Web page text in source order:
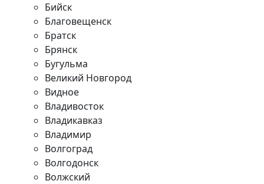
Бийск
Благовещенск
Братск
Брянск
Бугульма
Великий Новгород
Видное
Владивосток
Владикавказ
Владимир
Волгоград
Волгодонск
Волжский